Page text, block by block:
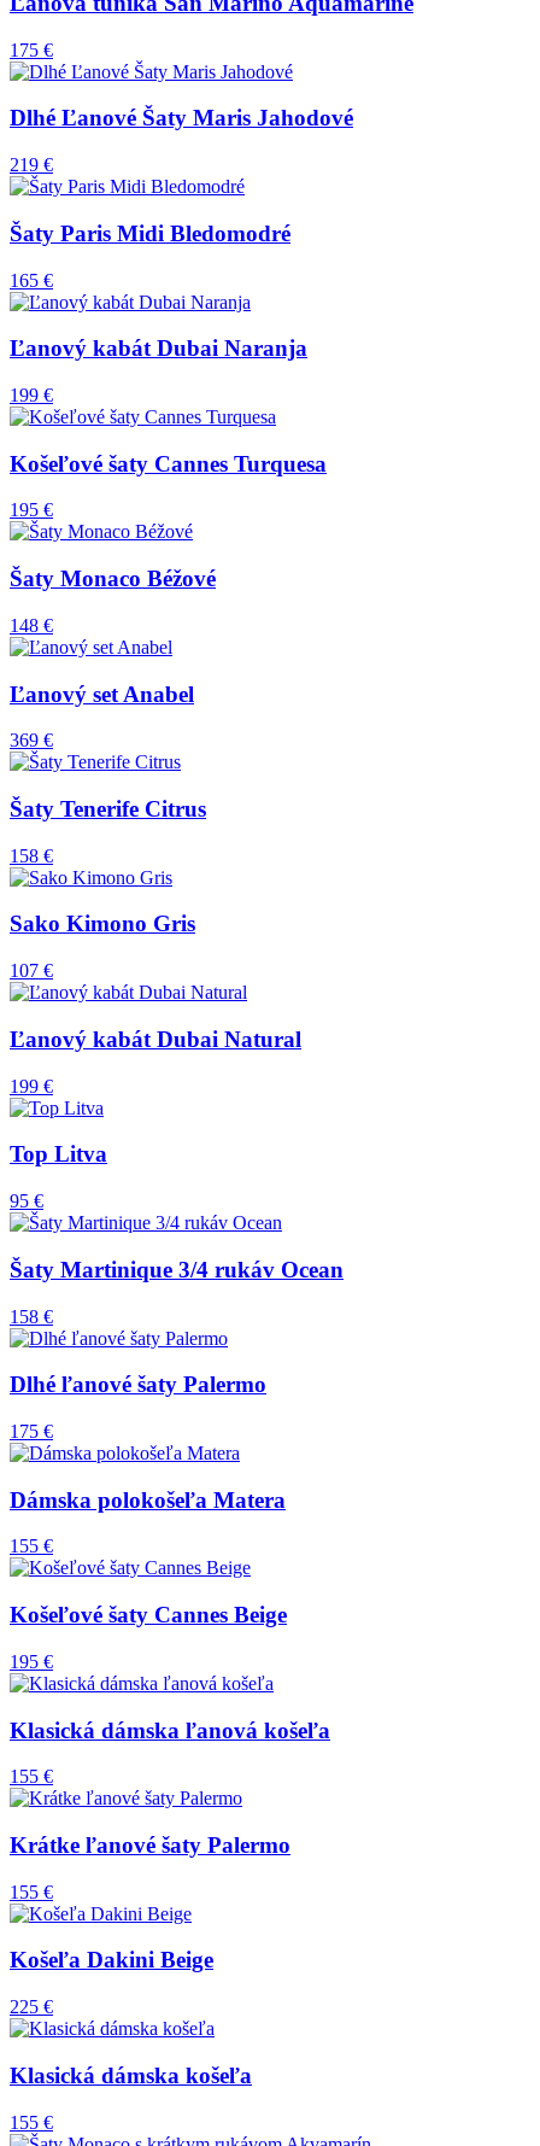
175 €
Dlhé Ľanové Šaty Maris Jahodové
219 €
Šaty Paris Midi Bledomodré
165 €
Ľanový kabát Dubai Naranja
199 €
Košeľové šaty Cannes Turquesa
195 €
Šaty Monaco Béžové
148 €
Ľanový set Anabel
369 €
Šaty Tenerife Citrus
158 €
Sako Kimono Gris
107 €
Ľanový kabát Dubai Natural
199 €
Top Litva
95 €
Šaty Martinique 3/4 rukáv Ocean
158 €
Dlhé ľanové šaty Palermo
175 €
Dámska polokošeľa Matera
155 €
Košeľové šaty Cannes Beige
195 €
Klasická dámska ľanová košeľa
155 €
Krátke ľanové šaty Palermo
155 €
Košeľa Dakini Beige
225 €
Klasická dámska košeľa
155 €